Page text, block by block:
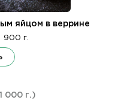
яйцом в веррине
900 г.
000 г.)